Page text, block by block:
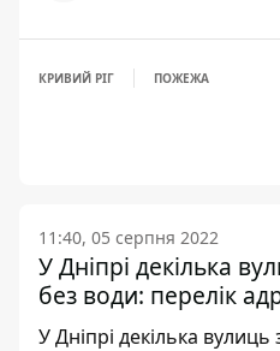
КРИВИЙ РІГ ПОЖЕЖА
11:40, 05 серпня 2022
У Дніпрі декілька
без води: перелік
У Дніпрі декілька